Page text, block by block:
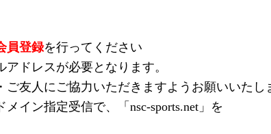
員登録を行ってください
ドレスが必要となります。
友人にご協力いただきますようお願いいたし
イン指定受信で、「nsc-sports.net」を